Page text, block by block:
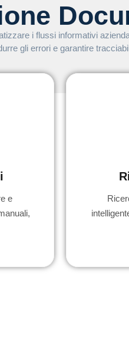
i flussi informativi
gli errori e garantire
e